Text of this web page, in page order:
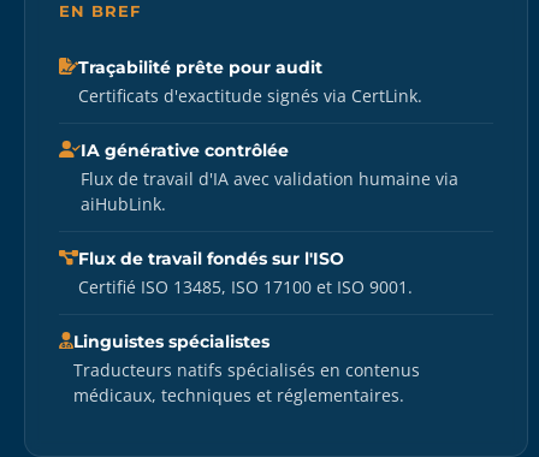
EN BREF
Traçabilité prête pour audit
Certificats d'exactitude signés via CertLink.
IA générative contrôlée
Flux de travail d'IA avec validation humaine via
aiHubLink.
Flux de travail fondés sur l'ISO
Certifié ISO 13485, ISO 17100 et ISO 9001.
Linguistes spécialistes
Traducteurs natifs spécialisés en contenus
médicaux, techniques et réglementaires.